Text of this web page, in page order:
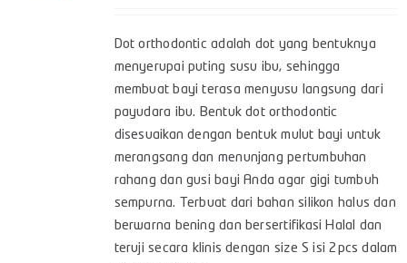
Dot orthodontic adalah dot yang bentuknya
menyerupai puting susu ibu, sehingga
membuat bayi terasa menyusu langsung dari
payudara ibu. Bentuk dot orthodontic
disesuaikan dengan bentuk mulut bayi untuk
merangsang dan menunjang pertumbuhan
rahang dan gusi bayi Anda agar gigi tumbuh
sempurna. Terbuat dari bahan silikon halus dan
berwarna bening dan bersertifikasi Halal dan
teruji secara klinis dengan size S isi 2pcs dalam